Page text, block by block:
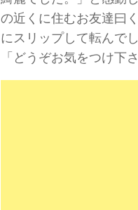
の近くに住むお友達曰
にスリップして転んで
「どうぞお気をつけ下